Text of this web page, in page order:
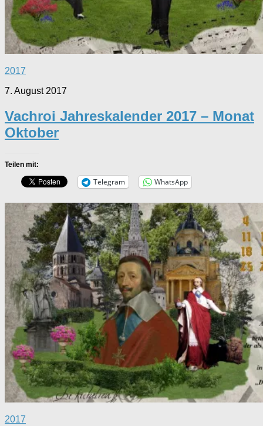
2017
7. August 2017
Vachroi Jahreskalender 2017 – Monat
Oktober
Teilen mit:
Telegram WhatsApp
2017